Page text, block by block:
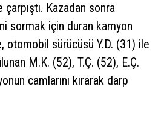
Kazadan sonra
sormak için duran kamyon
otomobil sürücüsü Y.D. (31) ile
M.K. (52), T.Ç. (52), E.Ç.
camlarını kırarak darp